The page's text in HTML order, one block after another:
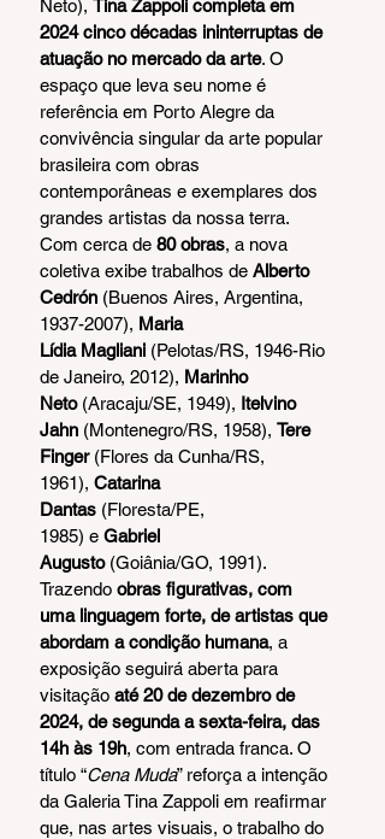
Neto), Tina Zappoli completa em
2024 cinco décadas ininterruptas de
atuação no mercado da arte. O
espaço que leva seu nome é
referência em Porto Alegre da
convivência singular da arte popular
brasileira com obras
contemporâneas e exemplares dos
grandes artistas da nossa terra.
Com cerca de 80 obras, a nova
coletiva exibe trabalhos de Alberto
Cedrón (Buenos Aires, Argentina,
1937-2007), Maria
Lídia Magliani (Pelotas/RS, 1946-Rio
de Janeiro, 2012), Marinho
Neto (Aracaju/SE, 1949), Itelvino
Jahn (Montenegro/RS, 1958), Tere
Finger (Flores da Cunha/RS,
1961), Catarina
Dantas (Floresta/PE,
1985) e Gabriel
Augusto (Goiânia/GO, 1991).
Trazendo obras figurativas, com
uma linguagem forte, de artistas que
abordam a condição humana, a
exposição seguirá aberta para
visitação até 20 de dezembro de
2024, de segunda a sexta-feira, das
14h às 19h, com entrada franca. O
título “Cena Muda” reforça a intenção
da Galeria Tina Zappoli em reafirmar
que, nas artes visuais, o trabalho do